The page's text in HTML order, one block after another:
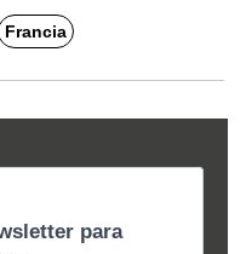
Francia